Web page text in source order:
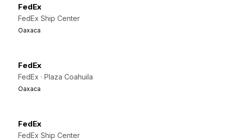
FedEx
FedEx Ship Center
Oaxaca
FedEx
FedEx · Plaza Coahuila
Oaxaca
FedEx
FedEx Ship Center